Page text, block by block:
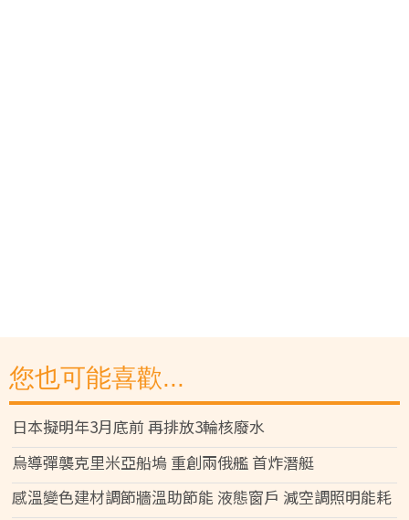
您也可能喜歡...
日本擬明年3月底前 再排放3輪核廢水
烏導彈襲克里米亞船塢 重創兩俄艦 首炸潛艇
感溫變色建材調節牆溫助節能 液態窗戶 減空調照明能耗